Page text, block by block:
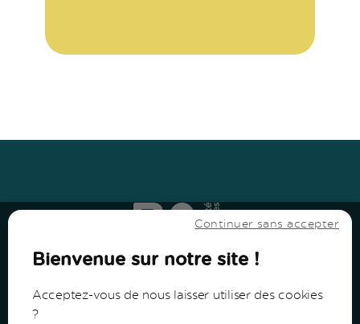
Continuer sans accepter
Bienvenue sur notre site !
Acceptez-vous de nous laisser utiliser des cookies
?